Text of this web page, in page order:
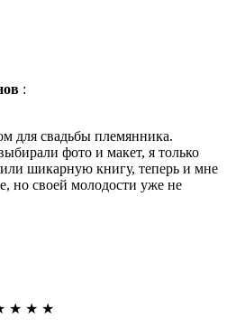
:
для свадьбы племянника.
фото и макет, я только
шикарную книгу, теперь и мне
но своей молодости уже не
★ ★ ★